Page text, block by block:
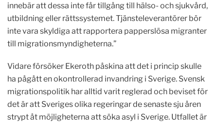
innebär att dessa inte får tillgång till hälso- och sjukvård,
utbildning eller rättssystemet. Tjänsteleverantörer bör
inte vara skyldiga att rapportera papperslösa migranter
till migrationsmyndigheterna.”
Vidare försöker Ekeroth påskina att det i princip skulle
ha pågått en okontrollerad invandring i Sverige. Svensk
migrationspolitik har alltid varit reglerad och beviset för
det är att Sveriges olika regeringar de senaste sju åren
strypt åt möjligheterna att söka asyl i Sverige. Utfallet är